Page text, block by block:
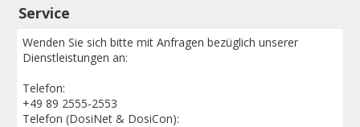
Service
Wenden Sie sich bitte mit Anfragen bezüglich unserer
Dienstleistungen an:
Telefon:
+49 89 2555-2553
Telefon (DosiNet & DosiCon):